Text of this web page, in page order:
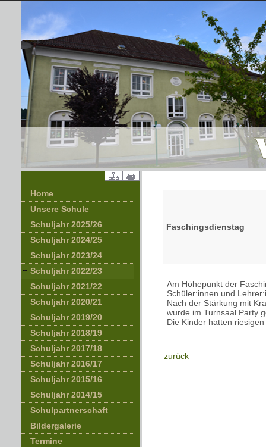
Home
Unsere Schule
Schuljahr 2025/26
Schuljahr 2024/25
Schuljahr 2023/24
Schuljahr 2022/23
Schuljahr 2021/22
Schuljahr 2020/21
Schuljahr 2019/20
Schuljahr 2018/19
Schuljahr 2017/18
Schuljahr 2016/17
Schuljahr 2015/16
Schuljahr 2014/15
Schulpartnerschaft
Bildergalerie
Termine
Faschingsdienstag
Am Höhepunkt der
Schüler:innen und
Nach der Stärkung mit
wurde im Turnsaal Party
Die Kinder hatten
zurück